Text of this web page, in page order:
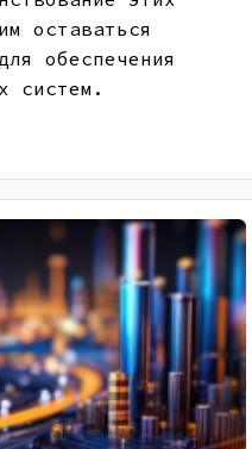
оставаться
обеспечения
систем.